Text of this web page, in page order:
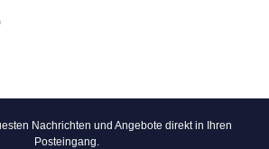
Nachrichten und Angebote direkt in Ihren
Posteingang.